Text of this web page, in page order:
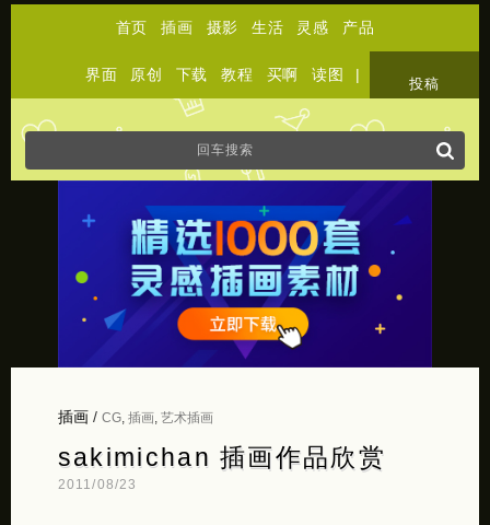
首页 插画 摄影 生活 灵感 产品
界面 原创 下载 教程 买啊 读图 |
投稿
插画/ CG, 插画, 艺术插画
sakimichan 插画作品欣赏
2011/08/23